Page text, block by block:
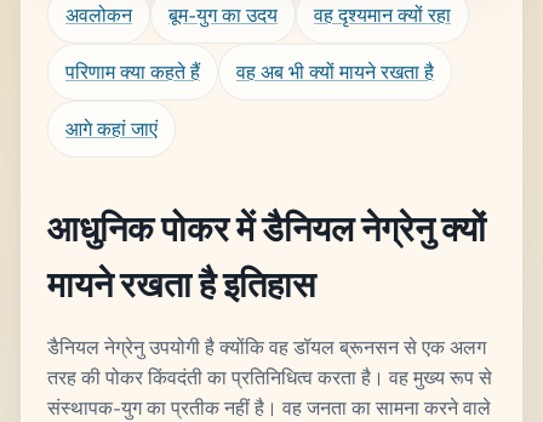
अवलोकन बूम-युग का उदय वह दृश्यमान क्यों रहा
परिणाम क्या कहते हैं वह अब भी क्यों मायने रखता है
आगे कहां जाएं
आधुनिक पोकर में डैनियल नेग्रेनु क्यों
मायने रखता है इतिहास
डैनियल नेग्रेनु उपयोगी है क्योंकि वह डॉयल ब्रूनसन से एक अलग
तरह की पोकर किंवदंती का प्रतिनिधित्व करता है। वह मुख्य रूप से
संस्थापक-युग का प्रतीक नहीं है। वह जनता का सामना करने वाले